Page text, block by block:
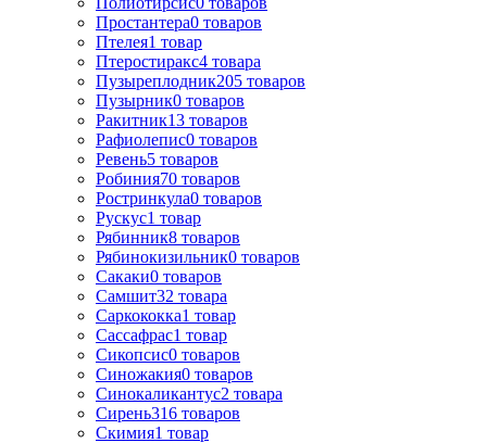
Простантера0 товаров
Птелея1 товар
Птеростиракс4 товара
Пузыреплодник205 товаров
Пузырник0 товаров
Ракитник13 товаров
Рафиолепис0 товаров
Ревень5 товаров
Робиния70 товаров
Ростринкула0 товаров
Рускус1 товар
Рябинник8 товаров
Рябинокизильник0 товаров
Сакаки0 товаров
Самшит32 товара
Саркококка1 товар
Сассафрас1 товар
Сикопсис0 товаров
Синожакия0 товаров
Синокаликантус2 товара
Сирень316 товаров
Скимия1 товар